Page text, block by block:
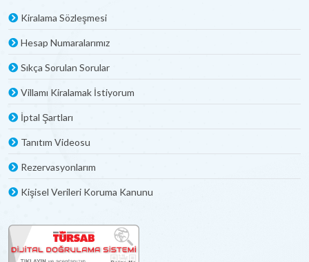
Kiralama Sözleşmesi
Hesap Numaralarımız
Sıkça Sorulan Sorular
Villamı Kiralamak İstiyorum
İptal Şartları
Tanıtım Videosu
Rezervasyonlarım
Kişisel Verileri Koruma Kanunu